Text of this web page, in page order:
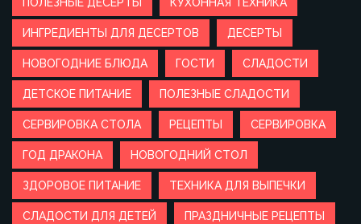
ПОЛЕЗНЫЕ ДЕСЕРТЫ КУХОННАЯ ТЕХНИКА
ИНГРЕДИЕНТЫ ДЛЯ ДЕСЕРТОВ ДЕСЕРТЫ
НОВОГОДНИЕ БЛЮДА ГОСТИ СЛАДОСТИ
ДЕТСКОЕ ПИТАНИЕ ПОЛЕЗНЫЕ СЛАДОСТИ
СЕРВИРОВКА СТОЛА РЕЦЕПТЫ СЕРВИРОВКА
ГОД ДРАКОНА НОВОГОДНИЙ СТОЛ
ЗДОРОВОЕ ПИТАНИЕ ТЕХНИКА ДЛЯ ВЫПЕЧКИ
СЛАДОСТИ ДЛЯ ДЕТЕЙ ПРАЗДНИЧНЫЕ РЕЦЕПТЫ